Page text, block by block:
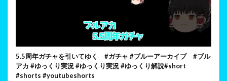
5.5周年ガチャを引いてゆく #ガチャ #ブルーアーカイブ #ブル
アカ #ゆっくり実況 #ゆっくり実況 #ゆっくり解説#short
#shorts #youtubeshorts